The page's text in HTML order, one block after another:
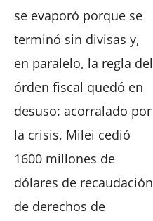
se evaporó porque se
terminó sin divisas y,
en paralelo, la regla del
órden fiscal quedó en
desuso: acorralado por
la crisis, Milei cedió
1600 millones de
dólares de recaudación
de derechos de